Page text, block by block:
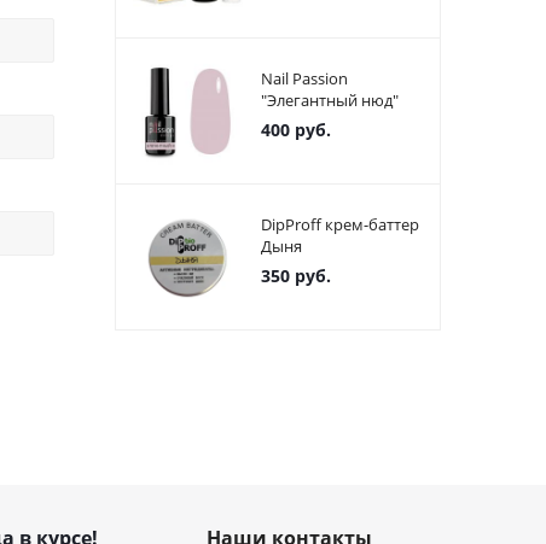
Nail Passion
"Элегантный нюд"
400 руб.
DipProff крем-баттер
Дыня
350 руб.
в курсе! Наши контакты